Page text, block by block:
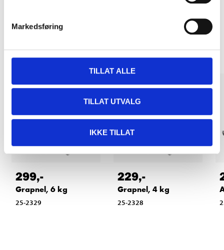
Markedsføring
TILLAT ALLE
TILLAT UTVALG
IKKE TILLAT
Other customers also bought
299,-
Grapnel, 6 kg
25-2329
229,-
Grapnel, 4 kg
25-2328